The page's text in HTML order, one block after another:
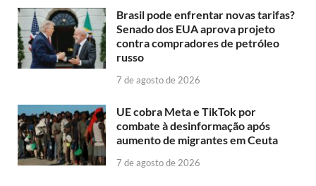
Brasil pode enfrentar novas tarifas?
Senado dos EUA aprova projeto
contra compradores de petróleo
russo
7 de agosto de 2026
UE cobra Meta e TikTok por
combate à desinformação após
aumento de migrantes em Ceuta
7 de agosto de 2026